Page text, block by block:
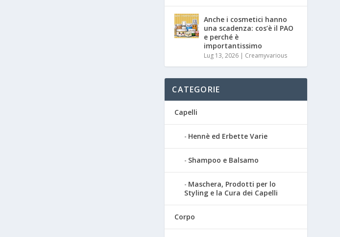
Anche i cosmetici hanno
una scadenza: cos’è il PAO
e perché è
importantissimo
Lug 13, 2026 | Creamyvarious
CATEGORIE
Capelli
Hennè ed Erbette Varie
Shampoo e Balsamo
Maschera, Prodotti per lo
Styling e la Cura dei Capelli
Corpo